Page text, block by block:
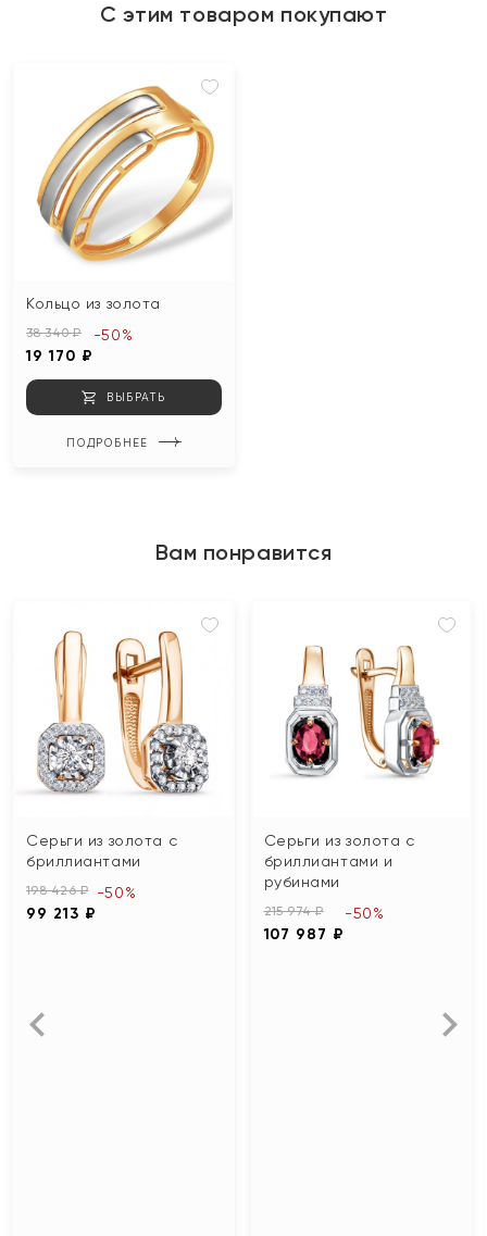
С этим товаром покупают
Кольцо из золота
38 340 ₽
19 170 ₽
-50%
ВЫБРАТЬ
ПОДРОБНЕЕ
Вам понравится
Серьги из золота с
бриллиантами
198 426 ₽
99 213 ₽
-50%
Серьги из золота с
бриллиантами и
рубинами
215 974 ₽
107 987 ₽
-50%